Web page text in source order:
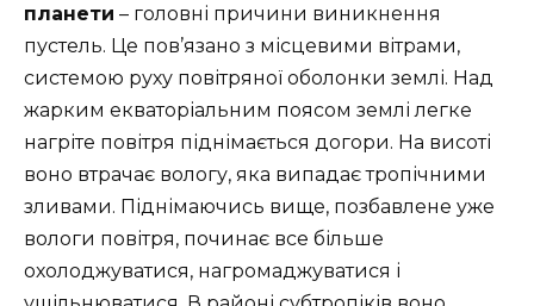
планети – головні причини виникнення
пустель. Це пов’язано з місцевими вітрами,
системою руху повітряної оболонки землі. Над
жарким екваторіальним поясом землі легке
нагріте повітря піднімається догори. На висоті
воно втрачає вологу, яка випадає тропічними
зливами. Піднімаючись вище, позбавлене уже
вологи повітря, починає все більше
охолоджуватися, нагромаджуватися і